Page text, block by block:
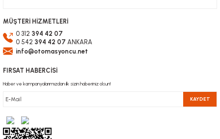
MÜŞTERİ HİZMETLERİ
0 312 394 42 07
0 542 394 42 07 ANKARA
info@otomasyoncu.net
FIRSAT HABERCİSİ
Haber ve kampanyalarımızdan ilk sizin haberiniz olsun!
KAYDET